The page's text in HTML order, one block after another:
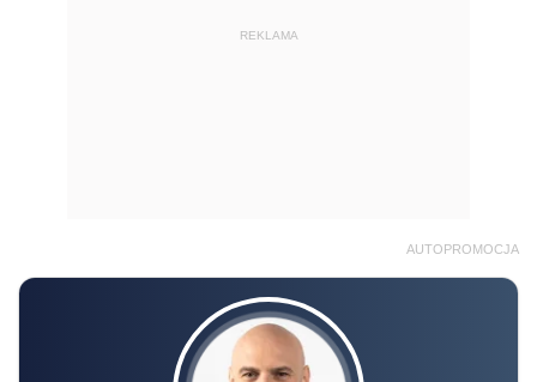
REKLAMA
AUTOPROMOCJA